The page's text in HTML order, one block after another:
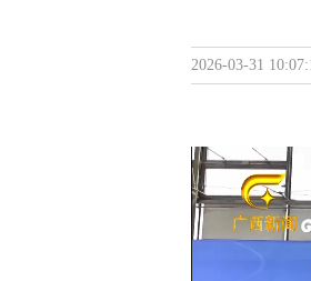
2026-03-31